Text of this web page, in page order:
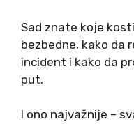
Sad znate koje
bezbedne, kako da
incident i kako da
put.
I ono najvažnije –